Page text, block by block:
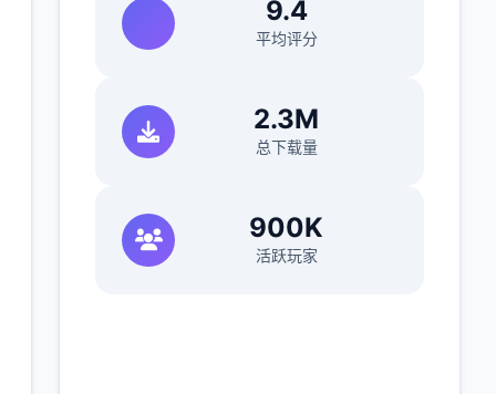
9.4
平均评分
2.3M
总下载量
900K
活跃玩家